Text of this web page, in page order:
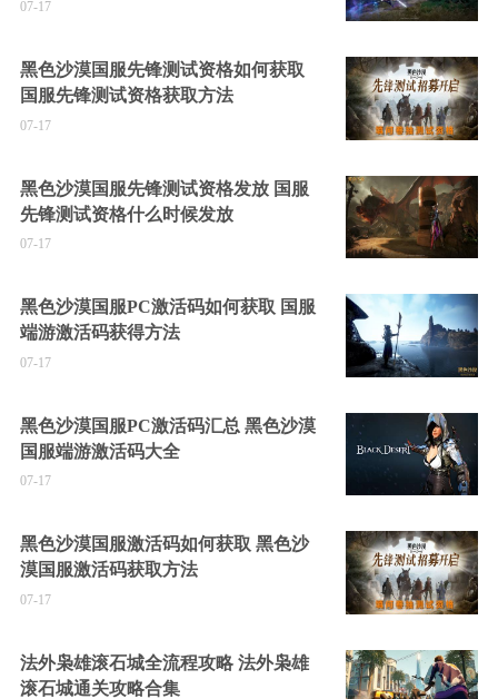
07-17
黑色沙漠国服先锋测试资格如何获取
国服先锋测试资格获取方法
07-17
黑色沙漠国服先锋测试资格发放 国服
先锋测试资格什么时候发放
07-17
黑色沙漠国服PC激活码如何获取 国服
端游激活码获得方法
07-17
黑色沙漠国服PC激活码汇总 黑色沙漠
国服端游激活码大全
07-17
黑色沙漠国服激活码如何获取 黑色沙
漠国服激活码获取方法
07-17
法外枭雄滚石城全流程攻略 法外枭雄
滚石城通关攻略合集